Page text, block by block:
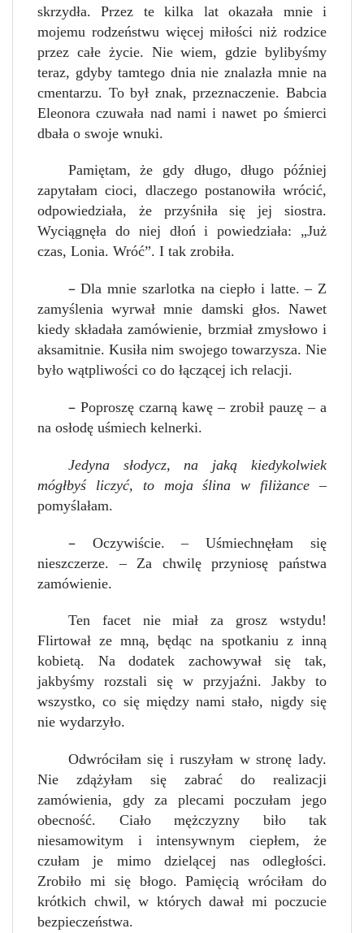
skrzydła. Przez te kilka lat okazała mnie i
mojemu rodzeństwu więcej miłości niż rodzice
przez całe życie. Nie wiem, gdzie bylibyśmy
teraz, gdyby tamtego dnia nie znalazła mnie na
cmentarzu. To był znak, przeznaczenie. Babcia
Eleonora czuwała nad nami i nawet po śmierci
dbała o swoje wnuki.
Pamiętam, że gdy długo, długo później
zapytałam cioci, dlaczego postanowiła wrócić,
odpowiedziała, że przyśniła się jej siostra.
Wyciągnęła do niej dłoń i powiedziała: „Już
czas, Lonia. Wróć”. I tak zrobiła.
–Dla mnie szarlotka na ciepło i latte. – Z
zamyślenia wyrwał mnie damski głos. Nawet
kiedy składała zamówienie, brzmiał zmysłowo i
aksamitnie. Kusiła nim swojego towarzysza. Nie
było wątpliwości co do łączącej ich relacji.
– Poproszę czarną kawę – zrobił pauzę – a
na osłodę uśmiech kelnerki.
Jedyna słodycz, na jaką kiedykolwiek
mógłbyś liczyć, to moja ślina w filiżance–
pomyślałam.
–
Oczywiście. – Uśmiechnęłam się
nieszczerze. – Za chwilę przyniosę państwa
zamówienie.
Ten facet nie miał za grosz wstydu!
Flirtował ze mną, będąc na spotkaniu z inną
kobietą. Na dodatek zachowywał się tak,
jakbyśmy rozstali się w przyjaźni. Jakby to
wszystko, co się między nami stało, nigdy się
nie wydarzyło.
Odwróciłam się i ruszyłam w stronę lady.
Nie zdążyłam się zabrać do realizacji
zamówienia, gdy za plecami poczułam jego
obecność. Ciało mężczyzny biło tak
niesamowitym i intensywnym ciepłem, że
czułam je mimo dzielącej nas odległości.
Zrobiło mi się błogo. Pamięcią wróciłam do
krótkich chwil, w których dawał mi poczucie
bezpieczeństwa.